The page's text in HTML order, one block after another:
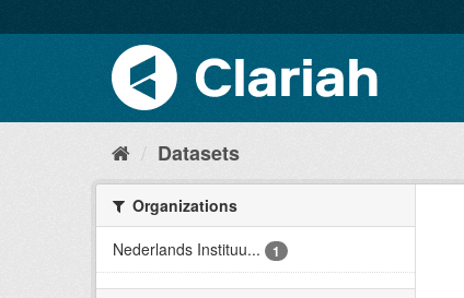
Datasets
Organizations
Nederlands Instituu...
1